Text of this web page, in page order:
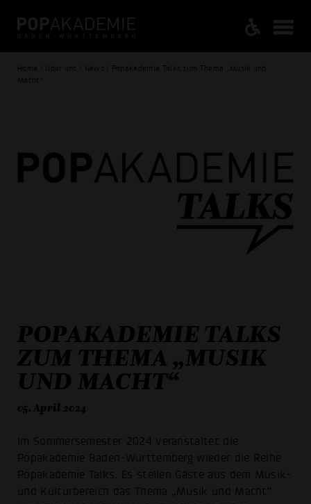
Home / Über uns / News / Popakademie Talks zum Thema „Musik und
Macht“
POPAKADEMIE TALKS
ZUM THEMA „MUSIK
UND MACHT“
05. April 2024
Im Sommersemester 2024 veranstaltet die
Popakademie Baden-Württemberg wieder die Reihe
Popakademie Talks. Es stellen Gäste aus dem Musik-
und Kulturbereich das Thema „Musik und Macht“